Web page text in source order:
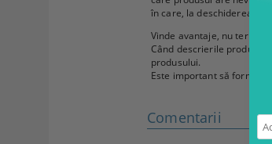
în care, la deschiderea
Vinde avantaje, nu termeni
Când descrierile
produsului.
Este important să
Comentarii